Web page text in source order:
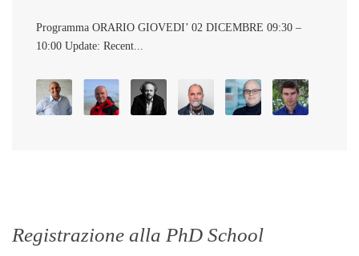
Programma ORARIO GIOVEDI’ 02 DICEMBRE 09:30 –
10:00 Update: Recent...
Registrazione alla PhD School